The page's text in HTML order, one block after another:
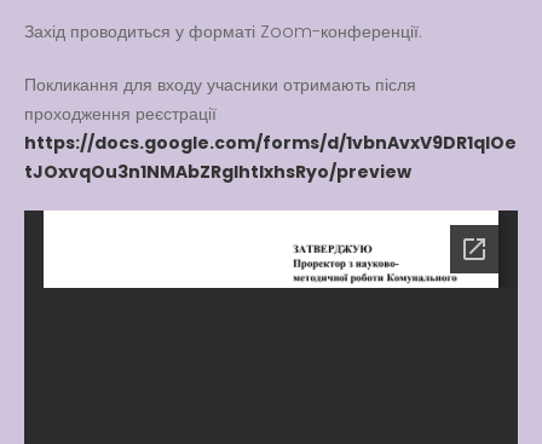
Захід проводиться у форматі Zoom-конференції.
Покликання для входу учасники отримають після
проходження реєстрації
https://docs.google.com/forms/d/1vbnAvxV9DR1qIOe
tJOxvqOu3n1NMAbZRgIhtlxhsRyo/preview